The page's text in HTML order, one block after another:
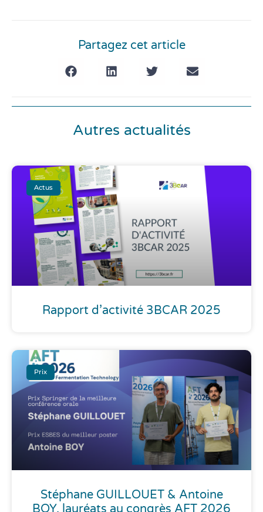
Partagez cet article
Autres actualités
Actus
Rapport d’activité 3BCAR 2025
Prix
Stéphane GUILLOUET & Antoine
BOY, lauréats au congrès AFT 2026